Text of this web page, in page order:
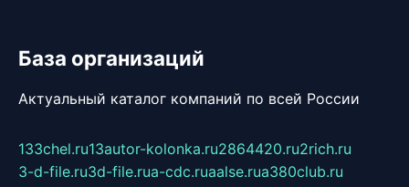
База организаций
Актуальный каталог компаний по всей России
133chel.ru13autor-kolonka.ru2864420.ru2rich.ru
3-d-file.ru3d-file.rua-cdc.ruaalse.rua380club.ru